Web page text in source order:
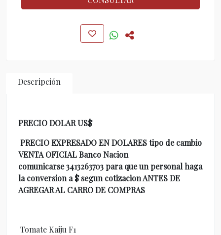
Descripción
PRECIO DOLAR US$
PRECIO EXPRESADO EN DOLARES tipo de cambio
VENTA OFICIAL Banco Nacion
comunicarse 3413263703 para que un personal haga
la conversion a $ segun cotizacion ANTES DE
AGREGAR AL CARRO DE COMPRAS
Tomate Kaiju F1